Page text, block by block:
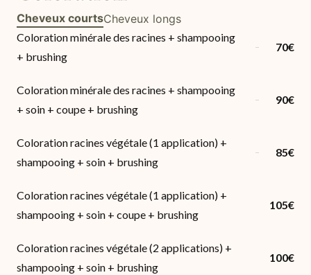
Cheveux courtsCheveux longs
Coloration minérale des racines + shampooing
+ brushing
70€
Coloration minérale des racines + shampooing
+ soin + coupe + brushing
90€
Coloration racines végétale (1 application) +
shampooing + soin + brushing
85€
Coloration racines végétale (1 application) +
shampooing + soin + coupe + brushing
105€
Coloration racines végétale (2 applications) +
shampooing + soin + brushing
100€